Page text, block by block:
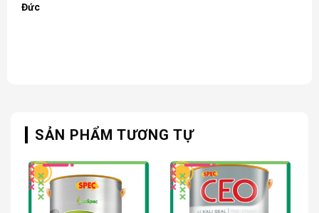
Đức
SẢN PHẨM TƯƠNG TỰ